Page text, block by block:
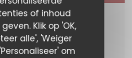
of inhoud
Klik op 'OK,
alle', 'Weiger
om
22/11/2018
Radio